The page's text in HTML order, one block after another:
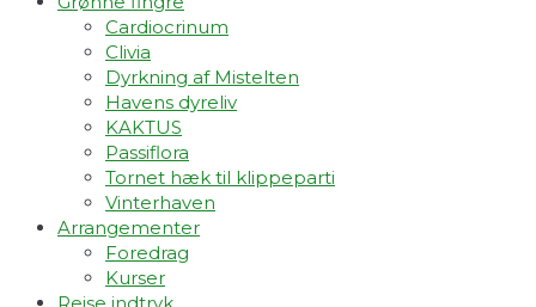
Cardiocrinum
Clivia
Dyrkning af Mistelten
Havens dyreliv
KAKTUS
Passiflora
Tornet hæk til klippeparti
Vinterhaven
Arrangementer
Foredrag
Kurser